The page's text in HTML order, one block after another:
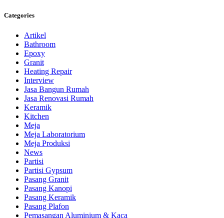
Categories
Artikel
Bathroom
Epoxy
Granit
Heating Repair
Interview
Jasa Bangun Rumah
Jasa Renovasi Rumah
Keramik
Kitchen
Meja
Meja Laboratorium
Meja Produksi
News
Partisi
Partisi Gypsum
Pasang Granit
Pasang Kanopi
Pasang Keramik
Pasang Plafon
Pemasangan Aluminium & Kaca